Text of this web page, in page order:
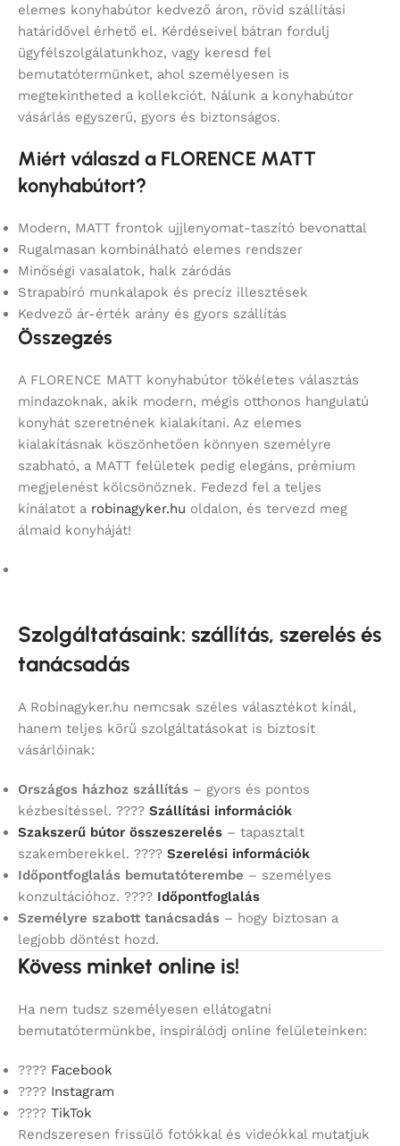
elemes konyhabútor kedvező áron, rövid szállítási
határidővel érhető el. Kérdéseivel bátran fordulj
ügyfélszolgálatunkhoz, vagy keresd fel
bemutatótermünket, ahol személyesen is
megtekintheted a kollekciót. Nálunk a konyhabútor
vásárlás egyszerű, gyors és biztonságos.
Miért válaszd a FLORENCE MATT
konyhabútort?
Modern, MATT frontok ujjlenyomat-taszító bevonattal
Rugalmasan kombinálható elemes rendszer
Minőségi vasalatok, halk záródás
Strapabíró munkalapok és precíz illesztések
Kedvező ár-érték arány és gyors szállítás
Összegzés
A FLORENCE MATT konyhabútor tökéletes választás
mindazoknak, akik modern, mégis otthonos hangulatú
konyhát szeretnének kialakítani. Az elemes
kialakításnak köszönhetően könnyen személyre
szabható, a MATT felületek pedig elegáns, prémium
megjelenést kölcsönöznek. Fedezd fel a teljes
kínálatot a robinagyker.hu oldalon, és tervezd meg
álmaid konyháját!
Szolgáltatásaink: szállítás, szerelés és
tanácsadás
A Robinagyker.hu nemcsak széles választékot kínál,
hanem teljes körű szolgáltatásokat is biztosít
vásárlóinak:
Országos házhoz szállítás – gyors és pontos
kézbesítéssel. ???? Szállítási információk
Szakszerű bútor összeszerelés – tapasztalt
szakemberekkel. ???? Szerelési információk
Időpontfoglalás bemutatóterembe – személyes
konzultációhoz. ???? Időpontfoglalás
Személyre szabott tanácsadás – hogy biztosan a
legjobb döntést hozd.
Kövess minket online is!
Ha nem tudsz személyesen ellátogatni
bemutatótermünkbe, inspirálódj online felületeinken:
???? Facebook
???? Instagram
???? TikTok
Rendszeresen frissülő fotókkal és videókkal mutatjuk